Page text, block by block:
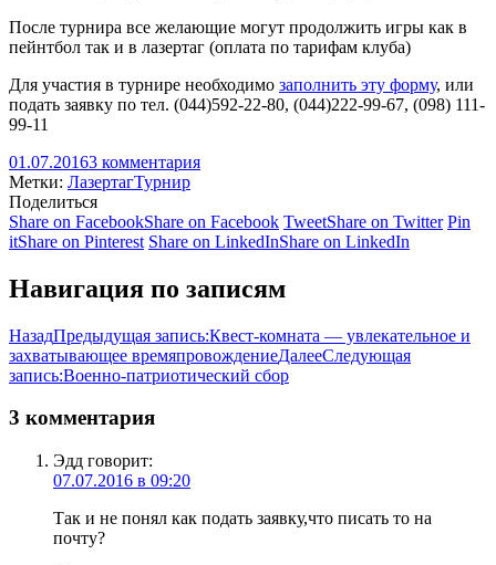
После турнира все желающие могут продолжить игры как в
пейнтбол так и в лазертаг (оплата по тарифам клуба)
Для участия в турнире необходимо заполнить эту форму, или
подать заявку по тел. (044)592-22-80, (044)222-99-67, (098) 111-
99-11
01.07.20163 комментария
Метки: ЛазертагТурнир
Поделиться
Share on FacebookShare on Facebook TweetShare on Twitter Pin
itShare on Pinterest Share on LinkedInShare on LinkedIn
Навигация по записям
НазадПредыдущая запись:Квест-комната — увлекательное и
захватывающее времяпровождениеДалееСледующая
запись:Военно-патриотический сбор
3 комментария
Эдд говорит:
07.07.2016 в 09:20
Так и не понял как подать заявку,что писать то на
почту?